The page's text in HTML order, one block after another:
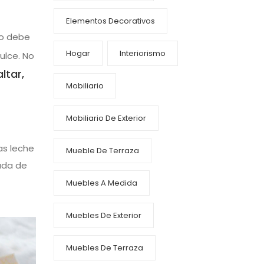
debe
No
leche
de
Elementos Decorativos
Hogar Interiorismo
Mobiliario
Mobiliario De Exterior
Mueble De Terraza
Muebles A Medida
Muebles De Exterior
Muebles De Terraza